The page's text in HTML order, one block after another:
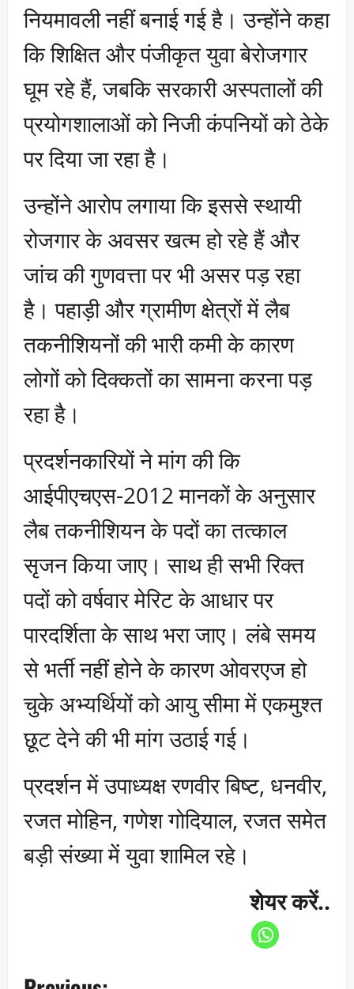
नियमावली नहीं बनाई गई है। उन्होंने कहा
कि शिक्षित और पंजीकृत युवा बेरोजगार
घूम रहे हैं, जबकि सरकारी अस्पतालों की
प्रयोगशालाओं को निजी कंपनियों को ठेके
पर दिया जा रहा है।
उन्होंने आरोप लगाया कि इससे स्थायी
रोजगार के अवसर खत्म हो रहे हैं और
जांच की गुणवत्ता पर भी असर पड़ रहा
है। पहाड़ी और ग्रामीण क्षेत्रों में लैब
तकनीशियनों की भारी कमी के कारण
लोगों को दिक्कतों का सामना करना पड़
रहा है।
प्रदर्शनकारियों ने मांग की कि
आईपीएचएस-2012 मानकों के अनुसार
लैब तकनीशियन के पदों का तत्काल
सृजन किया जाए। साथ ही सभी रिक्त
पदों को वर्षवार मेरिट के आधार पर
पारदर्शिता के साथ भरा जाए। लंबे समय
से भर्ती नहीं होने के कारण ओवरएज हो
चुके अभ्यर्थियों को आयु सीमा में एकमुश्त
छूट देने की भी मांग उठाई गई।
प्रदर्शन में उपाध्यक्ष रणवीर बिष्ट, धनवीर,
रजत मोहिन, गणेश गोदियाल, रजत समेत
बड़ी संख्या में युवा शामिल रहे।
शेयर करें..